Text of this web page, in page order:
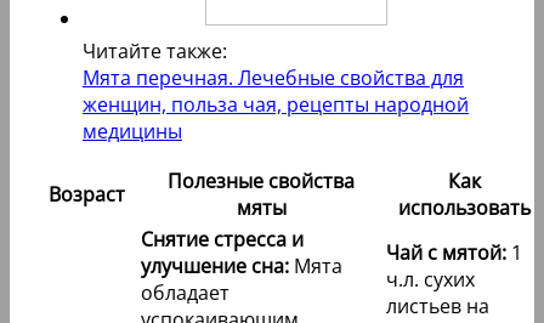
Читайте также:
Мята перечная. Лечебные свойства для
женщин, польза чая, рецепты народной
медицины
Возраст
Полезные свойства
мяты
Как
использовать
Снятие стресса и
улучшение сна: Мята
обладает
Чай с мятой: 1
ч.л. сухих
листьев на